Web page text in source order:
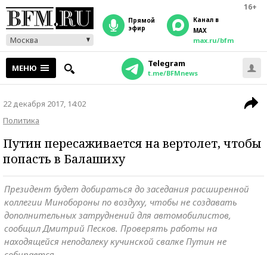
16+
Москва
прямой
эфир
Канал в
MAX
max.ru/bfm
МЕНЮ Telegram
t.me/BFMnews
22 декабря 2017, 14:02
Политика
Путин пересаживается на вертолет, чтобы
попасть в Балашиху
Президент будет добираться до заседания расширенной
коллегии Минобороны по воздуху, чтобы не создавать
дополнительных затруднений для автомобилистов,
сообщил Дмитрий Песков. Проверять работы на
находящейся неподалеку кучинской свалке Путин не